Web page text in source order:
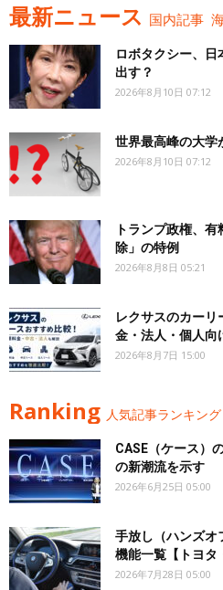
最新ニュース 国内記事
ロボタクシー、
出す？
2026年8月10日 07:12
世界最高峰の大学
2026年8月10日 07:12
トランプ政権、
除」の特例
2026年8月8日 05:21
レクサスのカー
金・法人・個人向
2026年8月7日 15:00
Ranking 人気記事ランキング
CASE（ケース）
の新潮流を示す
2026年6月25日 05:00
手放し（ハンズオ
機能一覧【トヨタ
2026年7月28日 05:00